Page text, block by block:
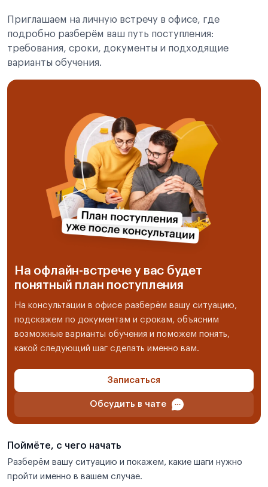
Приглашаем на личную встречу в офисе, где
подробно разберём ваш путь поступления:
требования, сроки, документы и подходящие
варианты обучения.
На офлайн-встрече у вас будет
понятный план поступления
На консультации в офисе разберём вашу ситуацию,
подскажем по документам и срокам, объясним
возможные варианты обучения и поможем понять,
какой следующий шаг сделать именно вам.
Записаться
Обсудить в чате
Поймёте, с чего начать
Разберём вашу ситуацию и покажем, какие шаги нужно
пройти именно в вашем случае.